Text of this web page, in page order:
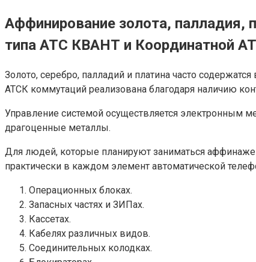
Аффинирование золота, палладия,
типа АТС КВАНТ и Координатной
Золото, серебро, палладий и платина часто
АТСК коммутаций реализована благодаря наличию
Управление системой осуществляется электронным
драгоценные металлы.
Для людей, которые планируют заниматься
практически в каждом элемент автоматической
Операционных блоках.
Запасных частях и ЗИПах.
Кассетах.
Кабелях различных видов.
Соединительных колодках.